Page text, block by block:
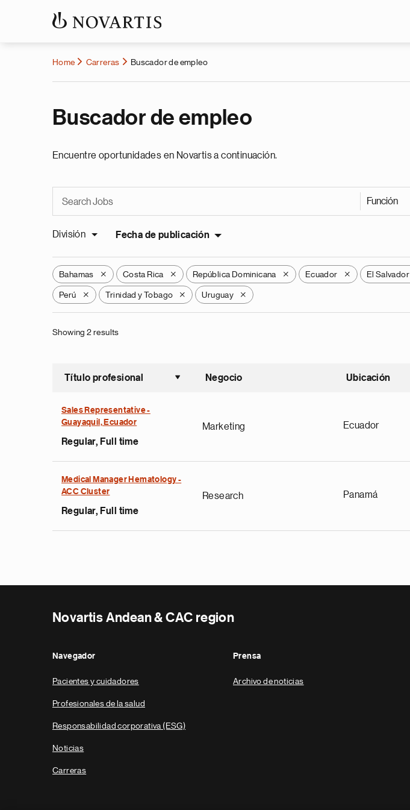
Home Carreras Buscador de empleo
Buscador de empleo
Encuentre oportunidades en Novartis a continuación.
Función
División Fecha de publicación
Bahamas X Costa Rica X República Dominicana X Ecuador X El Salvador
Perú X Trinidad y Tobago X Uruguay X
Showing 2 results
Título profesional
Ordenar ascendente
Negocio Ubicación
Sales Representative -
Guayaquil, Ecuador
Regular, Full time
Marketing Ecuador
Medical Manager Hematology -
ACC Cluster
Regular, Full time
Research Panamá
Novartis Andean & CAC region
Navegador
Pacientes y cuidadores
Profesionales de la salud
Responsabilidad corporativa (ESG)
Noticias
Carreras
Prensa
Archivo de noticias